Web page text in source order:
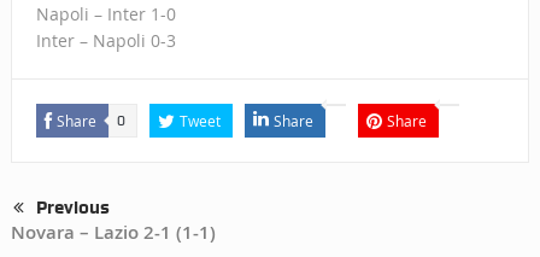
Napoli – Inter 1-0
Inter – Napoli 0-3
Share 0 Tweet Share Share
Previous
Novara – Lazio 2-1 (1-1)